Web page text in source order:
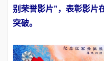
别荣誉影片”，表彰影片
突破。